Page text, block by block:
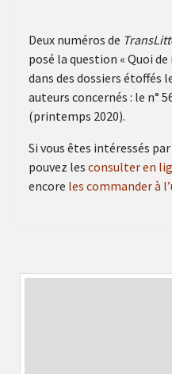
Deux numéros de
posé la question « Quoi
dans des dossiers étoffés
auteurs concernés : le n°
(printemps 2020).
Si vous êtes intéressés
pouvez les consulter en
encore les commander à